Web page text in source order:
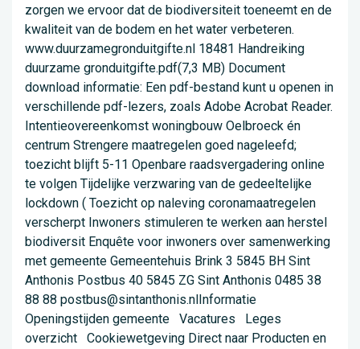
zorgen we ervoor dat de biodiversiteit toeneemt en de
kwaliteit van de bodem en het water verbeteren.
www.duurzamegronduitgifte.nl 18481 Handreiking
duurzame gronduitgifte.pdf(7,3 MB) Document
download informatie: Een pdf-bestand kunt u openen in
verschillende pdf-lezers, zoals Adobe Acrobat Reader.
Intentieovereenkomst woningbouw Oelbroeck én
centrum Strengere maatregelen goed nageleefd;
toezicht blijft 5-11 Openbare raadsvergadering online
te volgen Tijdelijke verzwaring van de gedeeltelijke
lockdown ( Toezicht op naleving coronamaatregelen
verscherpt Inwoners stimuleren te werken aan herstel
biodiversit Enquête voor inwoners over samenwerking
met gemeente Gemeentehuis Brink 3 5845 BH Sint
Anthonis Postbus 40 5845 ZG Sint Anthonis 0485 38
88 88 postbus@sintanthonis.nlInformatie
Openingstijden gemeente Vacatures Leges
overzicht Cookiewetgeving Direct naar Producten en